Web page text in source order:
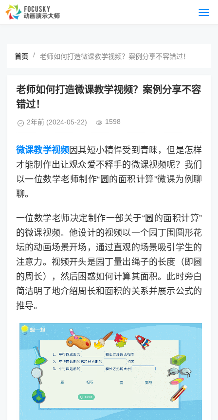
首页 / 老师如何打造微课教学视频？案例分享不容错过！
老师如何打造微课教学视频？案例分享不容
错过！
2年前 (2024-05-22) 1598
微课教学视频因其短小精悍受到青睐，但是怎样
才能制作出让观众爱不释手的微课视频呢？我们
以一位数学老师制作“圆的面积计算”微课为例聊
聊。
一位数学老师决定制作一部关于“圆的面积计算”
的微课视频。他设计的视频以一个园丁围圆形花
坛的动画场景开场，通过直观的场景吸引学生的
注意力。视频开头是园丁量出绳子的长度（即圆
的周长），然后困惑如何计算其面积。此时旁白
简洁明了地介绍周长和面积的关系并展示公式的
推导。